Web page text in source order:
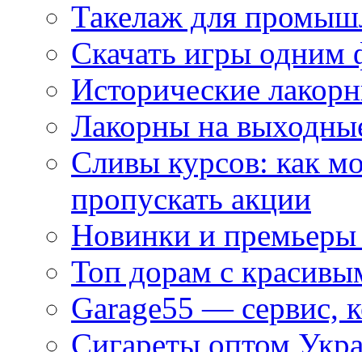
Такелаж для
Скачать игры одним
Исторические
Лакорны на
Сливы курсов: как
пропускать акции
Новинки и
Топ дорам с
Garage55 — сервис,
Сигареты оптом